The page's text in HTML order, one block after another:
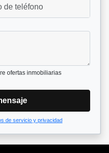
ofertas inmobiliarias
de servicio y privacidad